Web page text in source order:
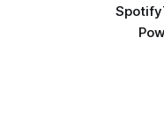
Spotify